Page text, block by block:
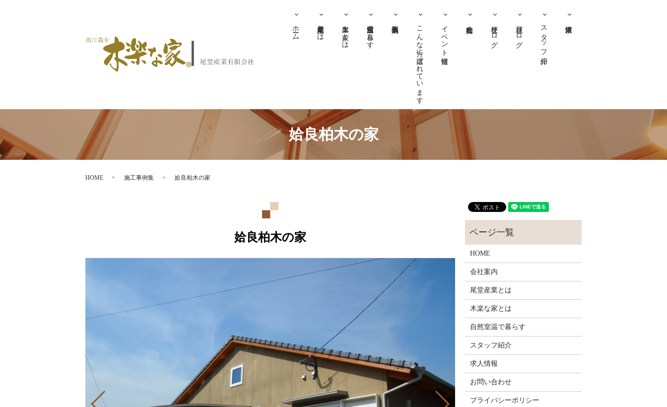
ホーム 尾堂産業とは 木楽な家とは 自然室温で暮らす こんな方に選ばれています イベント情報 社長ブログ 社員ブログ スタッフ紹介
姶良柏木の家
HOME 施工事例集 姶良柏木の家
姶良柏木の家
HOME
会社案内
尾堂産業とは
木楽な家とは
自然室温で暮らす
スタッフ紹介
求人情報
お問い合わせ
プライバシーポリシー